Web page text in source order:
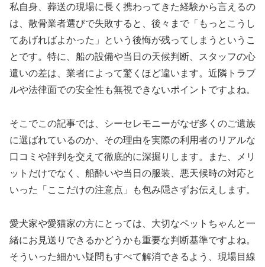
私自身、葬送の現場に長く携わってきた経験から言えるの
は、散骨業者選びで失敗すると、後々まで「もっとこうし
てあげればよかった」という後悔が残ってしまうというこ
とです。特に、船の設備や当日の天候判断、スタッフの心
遣いの差は、業者によって驚くほど違います。近隣トラブ
ルや法律面での安全性も無視できないポイントですよね。
そこでこの記事では、シーセレモニーがなぜ多くのご遺族
に選ばれているのか、その理由を実際の利用者のリアルな
口コミや評判を交えて徹底的に深掘りします。また、メリ
ットだけでなく、船酔いや当日の服装、悪天候時の対応と
いった「ここだけの注意点」も包み隠さずお伝えします。
愛犬家や愛猫家の方にとっては、大切なペットちゃんと一
緒にお見送りできるかどうかも重要な判断基準ですよね。
そういった細かい疑問もすべて解消できるよう、現場目線